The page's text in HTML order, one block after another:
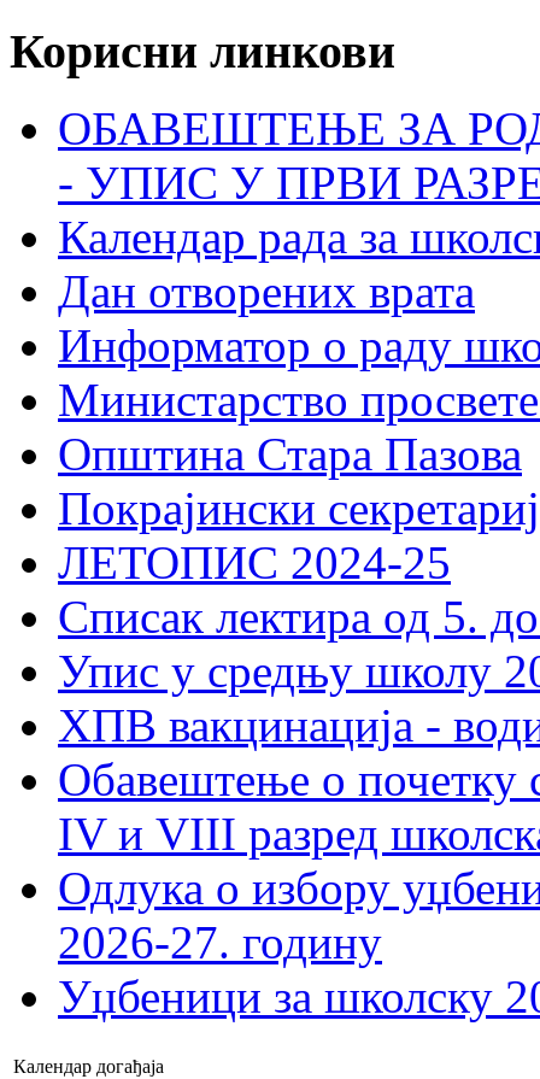
Корисни линкови
ОБАВЕШТЕЊЕ ЗА
- УПИС У ПРВИ
Календар рада за
Дан отворених врата
Информатор о раду
Министарство
Општина Стара Пазова
Покрајински
ЛЕТОПИС 2024-25
Списак лектира од 5.
Упис у средњу школу
ХПВ вакцинација -
Обавештење о почетку
IV и VIII разред
Одлука о избору
2026-27. годину
Уџбеници за школску
Календар догађаја